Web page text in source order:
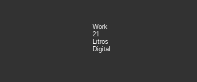
Work
21
Litros
Digital